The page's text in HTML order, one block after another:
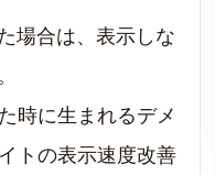
場合は、表示しな
時に生まれるデメ
トの表示速度改善